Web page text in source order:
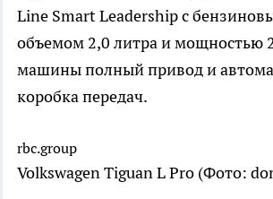
Line Smart Leadership с
объемом 2,0 литра и мощностью
машины полный привод и
коробка передач.
rbc.group
Volkswagen Tiguan L Pro (Фото: